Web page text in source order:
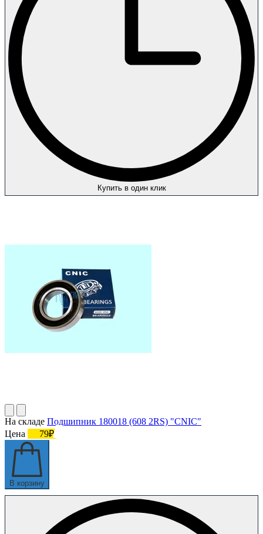
Купить в один клик
На складе Подшипник 180018 (608 2RS) "CNIC"
Цена
79₽
В корзину